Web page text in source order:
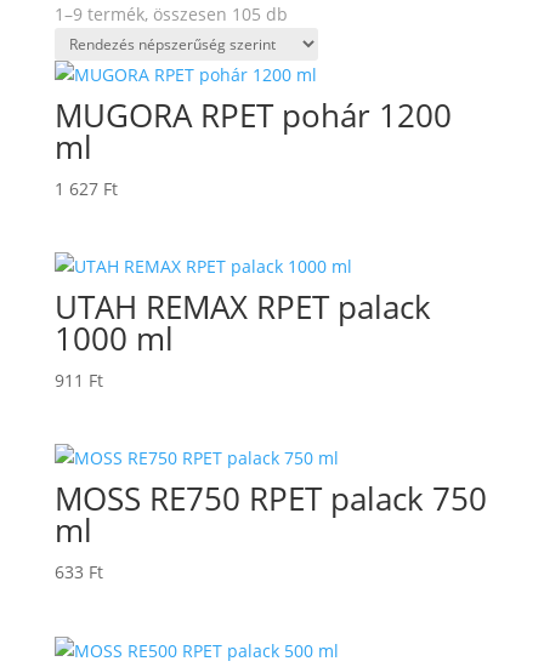
1–9 termék, összesen 105 dbSorted
by
popularity
MUGORA RPET pohár 1200
ml
1 627 Ft
UTAH REMAX RPET palack
1000 ml
911 Ft
MOSS RE750 RPET palack 750
ml
633 Ft